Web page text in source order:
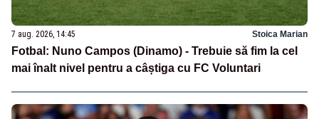
7 aug. 2026, 14:45 Stoica Marian
Fotbal: Nuno Campos (Dinamo) - Trebuie să fim la cel
mai înalt nivel pentru a câștiga cu FC Voluntari